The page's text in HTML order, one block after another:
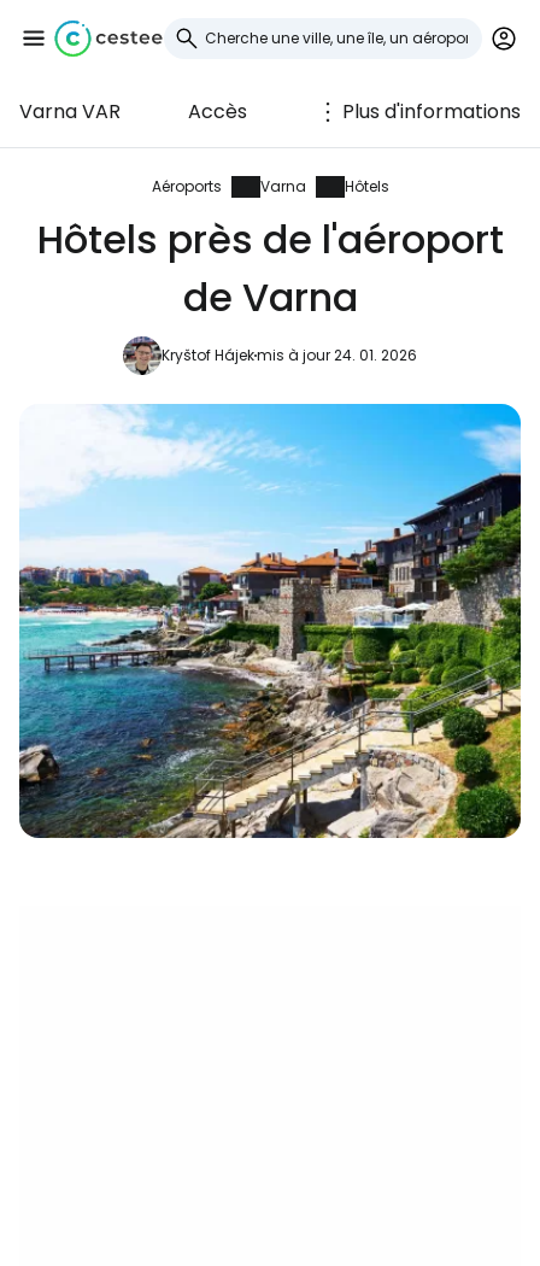
Varna VAR Accès Plus d'informations
Aéroports Varna Hôtels
Hôtels près de l'aéroport
de Varna
Kryštof Hájekmis à jour 24. 01. 2026
Se connecter à
Cestee
... la communauté mondiale des voyageurs
Continuer avec Facebook
Poursuivre avec le courrier
électronique